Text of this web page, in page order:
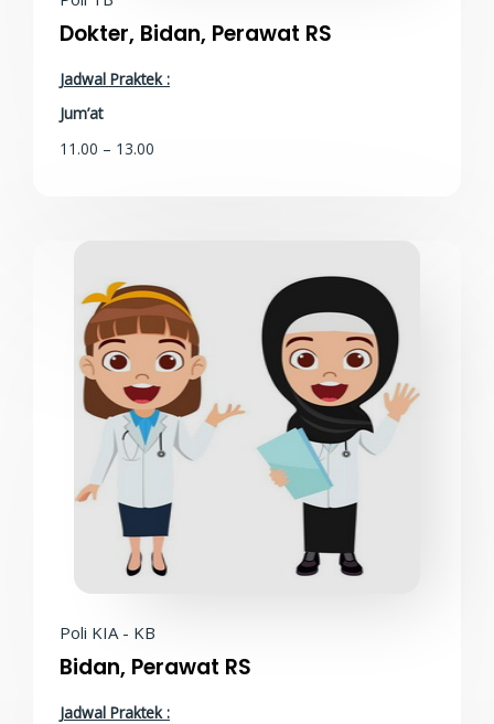
Dokter, Bidan, Perawat RS
Jadwal Praktek :
Jum’at
11.00 – 13.00
Poli KIA - KB
Bidan, Perawat RS
Jadwal Praktek :